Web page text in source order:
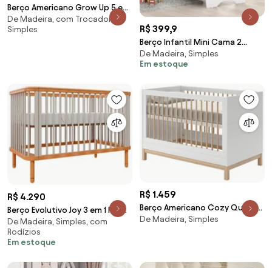
Berço Americano Grow Up 5 em
1 Quater Móveis
De Madeira, com Trocador,
Simples
R$ 399,9
Berço Infantil Mini Cama 2
Regulagens Branco
De Madeira, Simples
Em estoque
R$ 4.290
Berço Evolutivo Joy 3 em 1 Pés
Madeira - Cinza
De Madeira, Simples, com
Rodízios
Em estoque
R$ 1.459
Berço Americano Cozy Quater
Móveis -
De Madeira, Simples